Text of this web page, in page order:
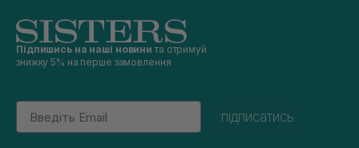
Підпишись на наші новини та отримуй
знижку 5% на перше замовлення
Email
підписатись